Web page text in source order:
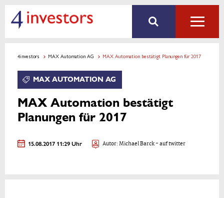
4investors MAX Automation AG MAX Automation bestätigt Planungen für 2017
MAX AUTOMATION AG
MAX Automation bestätigt
Planungen für 2017
15.08.2017 11:29 Uhr Autor:Michael Barck- auf twitter